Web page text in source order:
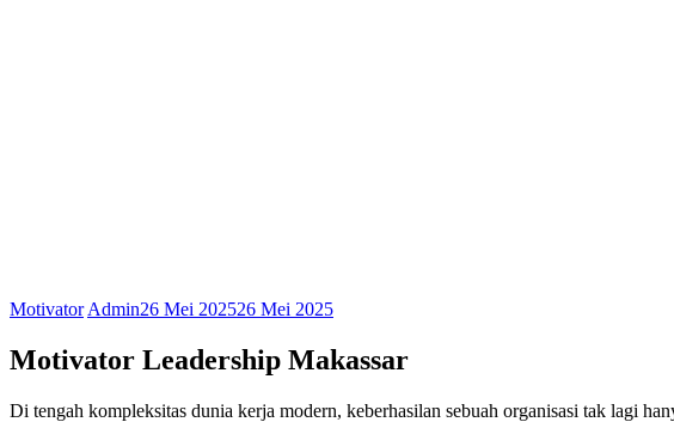
Motivator Admin26 Mei 202526 Mei 2025
Motivator Leadership Makassar
Di tengah kompleksitas dunia kerja modern, keberhasilan sebuah organisasi tak lagi